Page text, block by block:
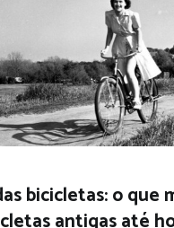
bicicletas: o que